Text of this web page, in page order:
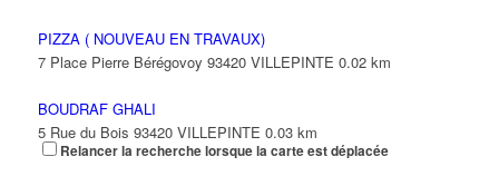
PIZZA ( NOUVEAU EN TRAVAUX)
7 Place Pierre Bérégovoy 93420 VILLEPINTE 0.02 km
BOUDRAF GHALI
5 Rue du Bois 93420 VILLEPINTE 0.03 km
Relancer la recherche lorsque la carte est déplacée